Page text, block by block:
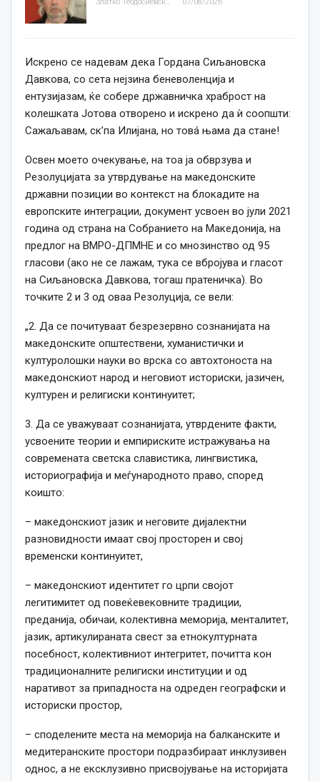
Искрено се надевам дека Гордана Сиљановска
Давкова, со сета нејзина беневоленција и
ентузијазам, ќе собере државничка храброст на
колешката Јотова отворено и искрено да ѝ соопшти:
Сажаљавам, ск’па Илијана, но товá њама да стане!
Освен моето очекување, на тоа ја обврзува и
Резолуцијата за утврдување на македонските
државни позиции во контекст на блокадите на
европските интеграции, документ усвоен во јули 2021
година од страна на Собранието на Македонија, на
предлог на ВМРО-ДПМНЕ и со мнозинство од 95
гласови (ако не се лажам, тука се вбројува и гласот
на Сиљановска Давкова, тогаш пратеничка). Во
точките 2 и 3 од оваа Резолуција, се вели:
„2. Да се почитуваат безрезервно сознанијата на
македонските општествени, хуманистички и
културолошки науки во врска со автохтоноста на
македонскиот народ и неговиот историски, јазичен,
културен и религиски континуитет;
3. Да се уважуваат сознанијата, утврдените факти,
усвоените теории и емпириските истражувања на
современата светска славистика, лингвистика,
историографија и меѓународното право, според
коишто:
– македонскиот јазик и неговите дијалектни
разновидности имаат свој просторен и свој
временски континуитет,
– македонскиот идентитет го црпи својот
легитимитет од повеќевековните традиции,
преданија, обичаи, колективна меморија, менталитет,
јазик, артикулираната свест за етнокултурната
посебност, колективниот интегритет, почитта кон
традиционалните религиски институции и од
наративот за припадноста на одреден географски и
историски простор,
– споделените места на меморија на балканските и
медитеранските простори подразбираат инклузивен
однос, а не ексклузивно присвојување на историјата